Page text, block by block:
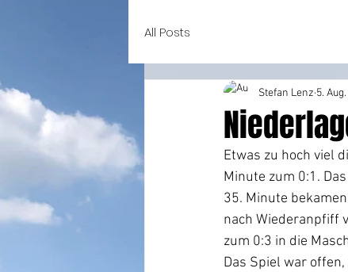
All Posts
Stefan Lenz 5.
Etwas zu hoch viel
Minute zum 0:1.
35. Minute
nach Wiederanpfiff
zum 0:3 in die
Das Spiel war